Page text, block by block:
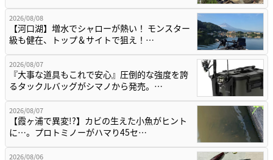
2026/08/08
【河口湖】増水でシャローが熱い！ モンスター
級も健在、トップ＆サイトで狙え！…
2026/08/07
『大事な道具もこれで安心』圧倒的な強度を誇
るタックルバッグがシマノから発売。…
2026/08/07
【霞ヶ浦で異変!?】カビの生えた小魚がヒント
に…。プロトミノーがハマり45セ…
2026/08/06